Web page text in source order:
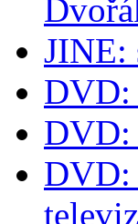
JINE:
DVD:
DVD:
DVD: